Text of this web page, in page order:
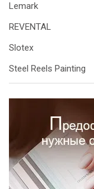
Lemark
REVENTAL
Slotex
Steel Reels Painting